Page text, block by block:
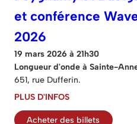
et conférence
2026
19 mars 2026 à 21h30
Longueur d'onde à Sainte-
651, rue Dufferin.
PLUS D'INFOS
Acheter des billets